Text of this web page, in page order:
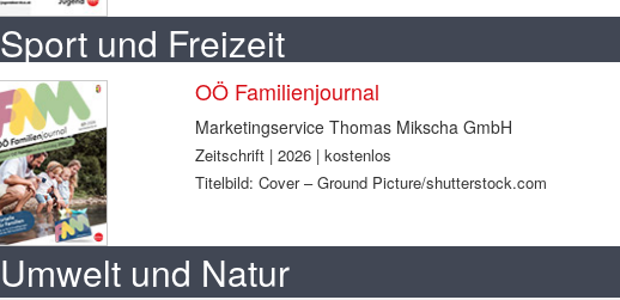
Sport und Freizeit
OÖ Familienjournal
Marketingservice Thomas Mikscha GmbH
Zeitschrift | 2026 | kostenlos
Titelbild: Cover – Ground Picture/shutterstock.com
Umwelt und Natur